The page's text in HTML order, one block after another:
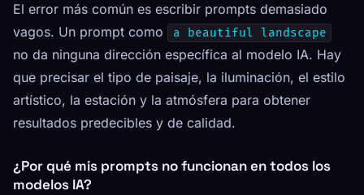
El error más común es escribir prompts demasiado
vagos. Un prompt como
a beautiful landscape
no da ninguna dirección específica al modelo IA. Hay
que precisar el tipo de paisaje, la iluminación, el estilo
artístico, la estación y la atmósfera para obtener
resultados predecibles y de calidad.
¿Por qué mis prompts no funcionan en todos los
modelos IA?